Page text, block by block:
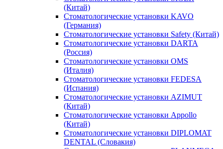
(Китай)
Стоматологические установки KAVO
(Германия)
Стоматологические установки Safety (Китай)
Стоматологические установки DARTA
(Россия)
Стоматологические установки OMS
(Италия)
Стоматологические установки FEDESA
(Испания)
Стоматологические установки AZIMUT
(Китай)
Стоматологические установки Appollo
(Китай)
Стоматологические установки DIPLOMAT
DENTAL (Словакия)